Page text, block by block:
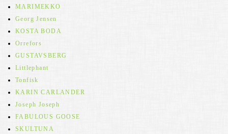
MARIMEKKO
Georg Jensen
KOSTA BODA
Orrefors
GUSTAVSBERG
Littlephant
Tonfisk
KARIN CARLANDER
Joseph Joseph
FABULOUS GOOSE
SKULTUNA